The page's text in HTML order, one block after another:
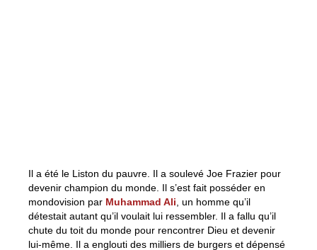
Il a été le Liston du pauvre. Il a soulevé Joe Frazier pour
devenir champion du monde. Il s’est fait posséder en
mondovision par Muhammad Ali , un homme qu’il
détestait autant qu’il voulait lui ressembler. Il a fallu qu’il
chute du toit du monde pour rencontrer Dieu et devenir
lui-même. Il a englouti des milliers de burgers et dépensé